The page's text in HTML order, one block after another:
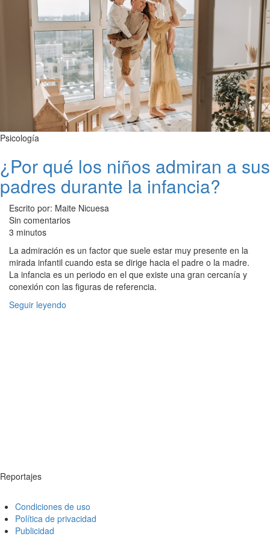
Psicología
¿Por qué los niños admiran a sus
padres durante la infancia?
Escrito por: Maite Nicuesa
Sin comentarios
3 minutos
La admiración es un factor que suele estar muy presente en la
mirada infantil cuando esta se dirige hacia el padre o la madre.
La infancia es un periodo en el que existe una gran cercanía y
conexión con las figuras de referencia.
Seguir leyendo
Reportajes
Condiciones de uso
Política de privacidad
Publicidad